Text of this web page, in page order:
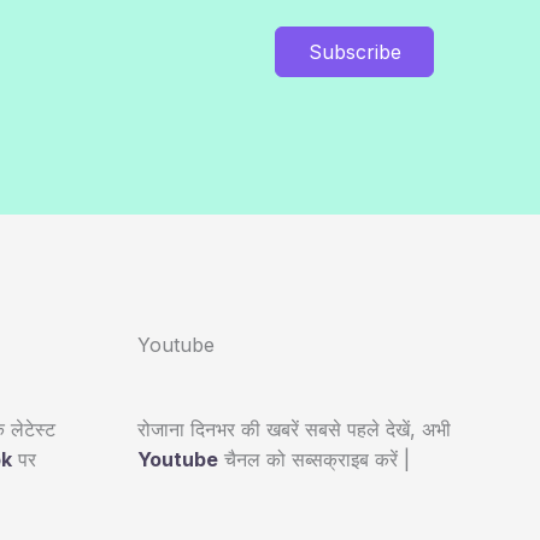
Subscribe
लेटेस्ट
पर
Youtube
रोजाना दिनभर की खबरें सबसे पहले देखें, अभी
Youtubeचैनल को सब्सक्राइब करें |